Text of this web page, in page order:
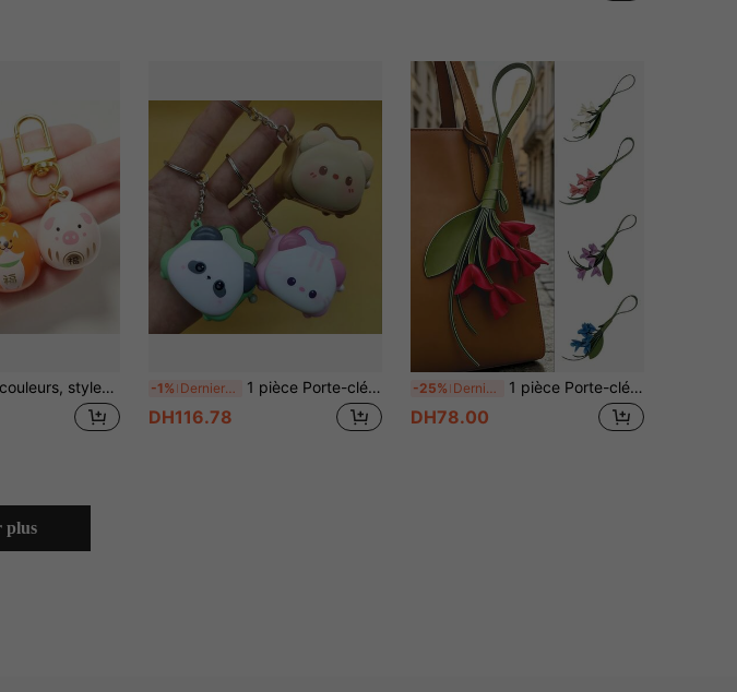
porte-clés avec son d'eau et bénédiction, pendentif en forme d'œuf avec imprimé japonais mignon Sakura / Shiba Inu / Cochon, anneau rotatif suspendu + accessoire porte-bonheur, pendentif de paix avec son de clochette léger et cristallin, souvenir de remise de diplôme & , cadeau de Noël & Nouvel An, petit ornement décoratif suspendu pour voiture & sac à dos -1% Derniers 3 jours 1 pièce Porte-clés en forme de grille-pain mignon, pendentif en forme de pain grillé, cadeau thème anime, décoration quotidienne, design thème biscuit intéressant, appuyer pour faire sortir le porte-clés amusant, convient pour cadeau d'anniversaire, cadeau de fête
DH116.78
-25% Derniers 3 jours 1 pièce Porte-clés breloque de sac en cuir pour femme avec fleur, fait main, muguet rouge, cadeau, adapté pour assortir quotidiennement aux sacs et accessoires vestimentaires
DH78.00
plus